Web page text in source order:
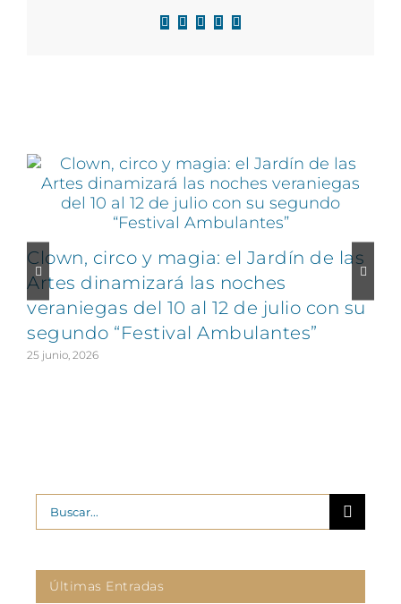
Facebook
X LinkedIn
WhatsApp
Correo
Clown, circo y magia: el Jardín de las
Artes dinamizará las noches
veraniegas del 10 al 12 de julio con su
segundo “Festival Ambulantes”
25 junio, 2026
Buscar:
Últimas Entradas